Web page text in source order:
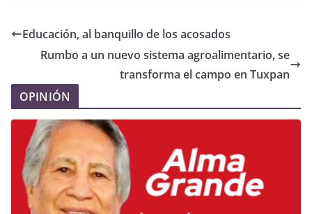
Educación, al banquillo de los acosados
Rumbo a un nuevo sistema agroalimentario, se
transforma el campo en Tuxpan
OPINIÓN